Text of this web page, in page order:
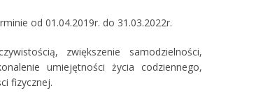
od 01.04.2019r. do 31.03.2022r.
zwiększenie samodzielności,
umiejętności życia codziennego,
fizycznej.